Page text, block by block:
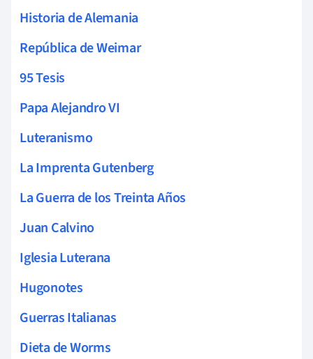
Historia de Alemania
República de Weimar
95 Tesis
Papa Alejandro VI
Luteranismo
La Imprenta Gutenberg
La Guerra de los Treinta Años
Juan Calvino
Iglesia Luterana
Hugonotes
Guerras Italianas
Dieta de Worms